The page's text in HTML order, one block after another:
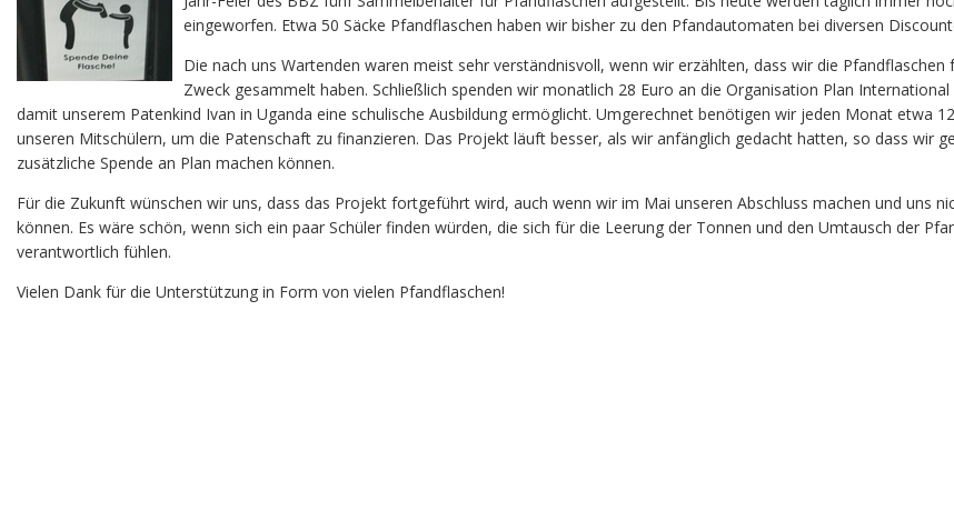
eingeworfen. Etwa 50 Säcke Pfandflaschen haben wir bisher zu den Pfandautomaten bei diversen
Die nach uns Wartenden waren meist sehr verständnisvoll, wenn wir erzählten, dass wir die Pfandflaschen
Zweck gesammelt haben. Schließlich spenden wir monatlich 28 Euro an die Organisation Plan International
damit unserem Patenkind Ivan in Uganda eine schulische Ausbildung ermöglicht. Umgerechnet benötigen wir jeden Monat etwa
unseren Mitschülern, um die Patenschaft zu finanzieren. Das Projekt läuft besser, als wir anfänglich gedacht hatten, so dass wir
zusätzliche Spende an Plan machen können.
Für die Zukunft wünschen wir uns, dass das Projekt fortgeführt wird, auch wenn wir im Mai unseren Abschluss machen und uns
können. Es wäre schön, wenn sich ein paar Schüler finden würden, die sich für die Leerung der Tonnen und den Umtausch der
verantwortlich fühlen.
Vielen Dank für die Unterstützung in Form von vielen Pfandflaschen!